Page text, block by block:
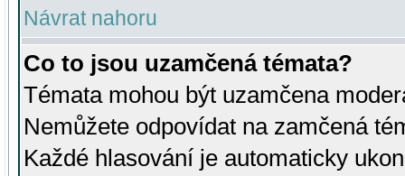
Návrat nahoru
Co to jsou uzamčená témata?
Témata mohou být uzamčena
Nemůžete odpovídat na zamčená
Každé hlasování je automaticky